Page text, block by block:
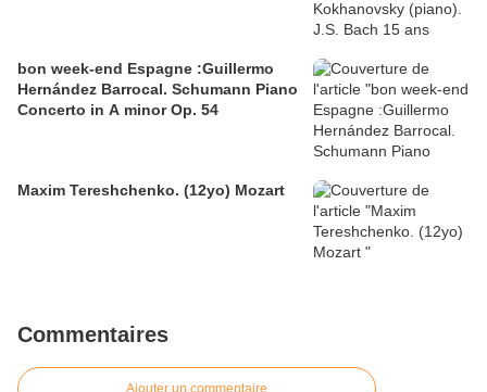
bon week-end Espagne :Guillermo
Hernández Barrocal. Schumann Piano
Concerto in A minor Op. 54
Maxim Tereshchenko. (12yo) Mozart
Commentaires
Ajouter un commentaire